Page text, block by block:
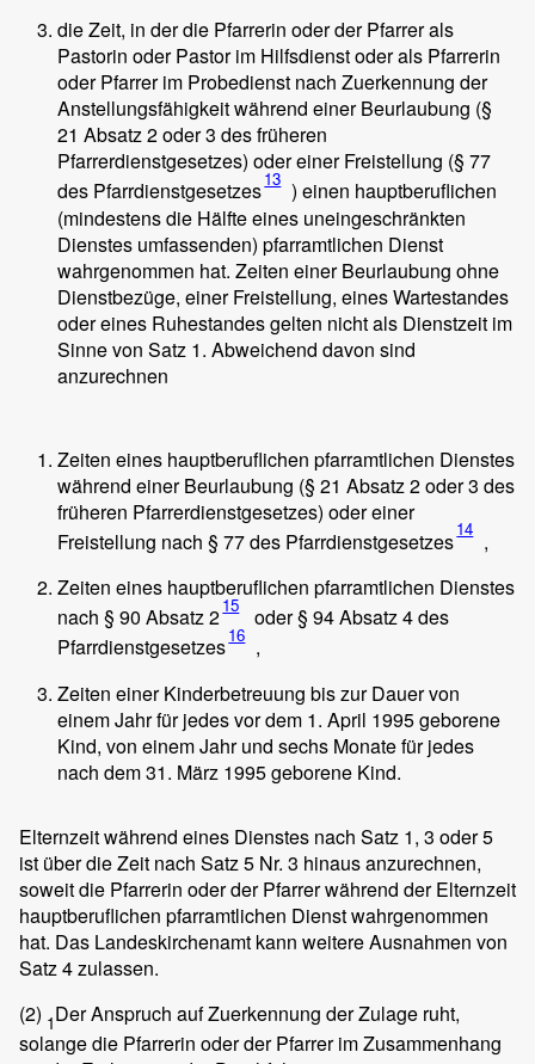
die Zeit, in der die Pfarrerin oder der Pfarrer als
Pastorin oder Pastor im Hilfsdienst oder als Pfarrerin
oder Pfarrer im Probedienst nach Zuerkennung der
Anstellungsfähigkeit während einer Beurlaubung (§
21 Absatz 2 oder 3 des früheren
Pfarrerdienstgesetzes) oder einer Freistellung (§ 77
des Pfarrdienstgesetzes13 ) einen hauptberuflichen
(mindestens die Hälfte eines uneingeschränkten
Dienstes umfassenden) pfarramtlichen Dienst
wahrgenommen hat. Zeiten einer Beurlaubung ohne
Dienstbezüge, einer Freistellung, eines Wartestandes
oder eines Ruhestandes gelten nicht als Dienstzeit im
Sinne von Satz 1. Abweichend davon sind
anzurechnen
Zeiten eines hauptberuflichen pfarramtlichen Dienstes
während einer Beurlaubung (§ 21 Absatz 2 oder 3 des
früheren Pfarrerdienstgesetzes) oder einer
Freistellung nach § 77 des Pfarrdienstgesetzes14 ,
Zeiten eines hauptberuflichen pfarramtlichen Dienstes
nach § 90 Absatz 215
oder § 94 Absatz 4 des
Pfarrdienstgesetzes16 ,
Zeiten einer Kinderbetreuung bis zur Dauer von
einem Jahr für jedes vor dem 1. April 1995 geborene
Kind, von einem Jahr und sechs Monate für jedes
nach dem 31. März 1995 geborene Kind.
Elternzeit während eines Dienstes nach Satz 1, 3 oder 5
ist über die Zeit nach Satz 5 Nr. 3 hinaus anzurechnen,
soweit die Pfarrerin oder der Pfarrer während der Elternzeit
hauptberuflichen pfarramtlichen Dienst wahrgenommen
hat. Das Landeskirchenamt kann weitere Ausnahmen von
Satz 4 zulassen.
(2) 1Der Anspruch auf Zuerkennung der Zulage ruht,
solange die Pfarrerin oder der Pfarrer im Zusammenhang